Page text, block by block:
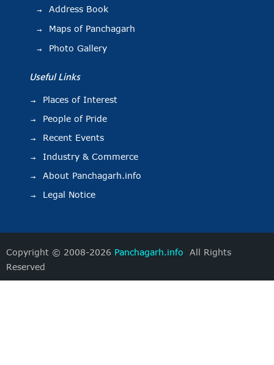
Address Book
Maps of Panchagarh
Photo Gallery
Useful Links
Places of Interest
People of Pride
Recent Events
Industry & Commerce
About Panchagarh.info
Legal Notice
Copyright © 2008-2026 Panchagarh.info All Rights
Reserved